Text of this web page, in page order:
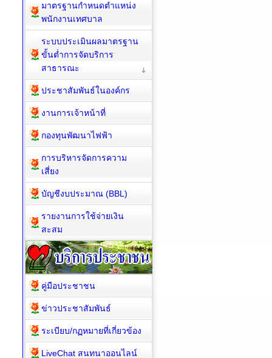
มาตรฐานกำหนดตำแหน่ง
พนักงานเทศบาล
ระบบประเมินผลมาตรฐาน
ขั้นต่ำการจัดบริการ
สาธารณะ
ประชาสัมพันธ์ในองค์กร
งานการเจ้าหน้าที่
กองทุนพัฒนาไฟฟ้า
การบริหารจัดการความ
เสี่ยง
บัญชีงบประมาณ (BBL)
รายงานการใช้จ่ายเงิน
สะสม
คู่มือประชาชน
ข่าวประชาสัมพันธ์
ระเบียบ/กฏหมายที่เกี่ยวข้อง
LiveChat สนทนาออนไลน์